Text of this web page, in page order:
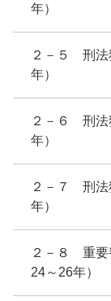
年）
２－５ 刑法
年）
２－６ 刑法
年）
２－７ 刑法
年）
２－８ 重要
24～26年）